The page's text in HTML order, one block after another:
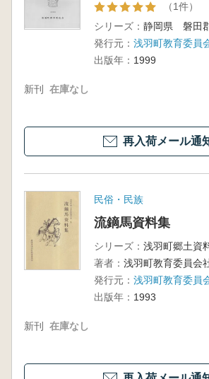
（1件）
シリーズ：
発行元： 浅羽町教育委員
出版年： 1999
新刊 在庫なし
再入荷メール通
民俗・民族
流鏑馬資料集
シリーズ： 浅羽町郷土資
著者： 浅羽町教育委員
発行元： 浅羽町教育委員
出版年： 1993
新刊 在庫なし